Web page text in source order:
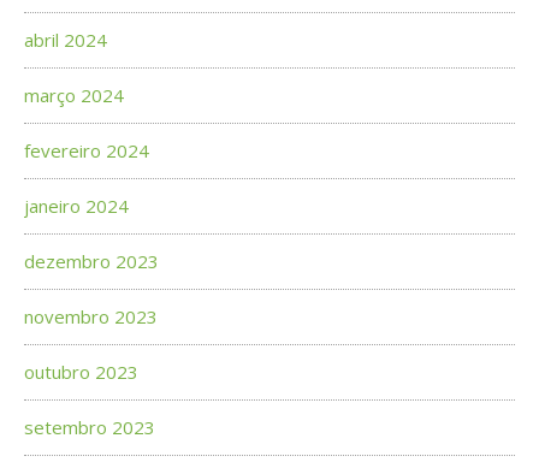
abril 2024
março 2024
fevereiro 2024
janeiro 2024
dezembro 2023
novembro 2023
outubro 2023
setembro 2023